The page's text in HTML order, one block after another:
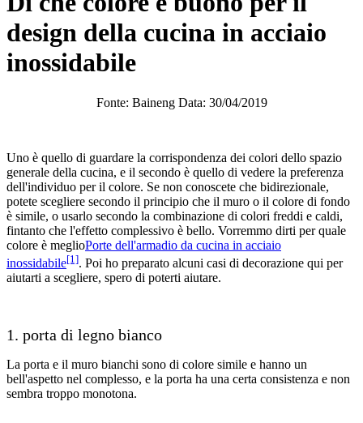
design della cucina in acciaio
inossidabile
Fonte: Baineng Data: 30/04/2019
Uno è quello di guardare la corrispondenza dei colori dello spazio
generale della cucina, e il secondo è quello di vedere la preferenza
dell'individuo per il colore. Se non conoscete che bidirezionale,
potete scegliere secondo il principio che il muro o il colore di fondo
è simile, o usarlo secondo la combinazione di colori freddi e caldi,
fintanto che l'effetto complessivo è bello. Vorremmo dirti per quale
colore è meglioPorte dell'armadio da cucina in acciaio
inossidabile[1]. Poi ho preparato alcuni casi di decorazione qui per
aiutarti a scegliere, spero di poterti aiutare.
1. porta di legno bianco
La porta e il muro bianchi sono di colore simile e hanno un
bell'aspetto nel complesso, e la porta ha una certa consistenza e non
sembra troppo monotona.